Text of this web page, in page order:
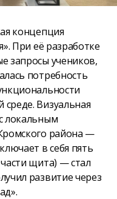
концепция
При её разработке
запросы учеников,
потребность
Визуальная
локальным
района —
в себя пять
щита) — стал
развитие через